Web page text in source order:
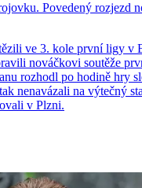
Povedený rozjezd
ve 3. kole první ligy v
nováčkovi soutěže
rozhodl po hodině hry
nenavázali na výtečný
v Plzni.